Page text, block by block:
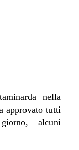
nella
approvato tutti
alcuni